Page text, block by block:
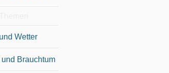
Wetter
Brauchtum